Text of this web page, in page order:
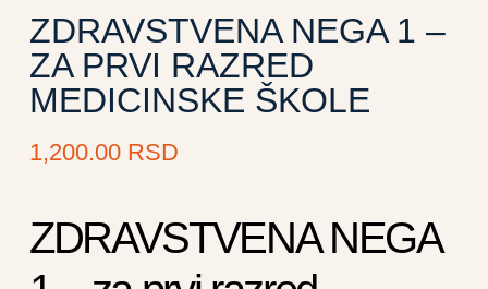
ZDRAVSTVENA NEGA 1 –
ZA PRVI RAZRED
MEDICINSKE ŠKOLE
1,200.00 RSD
ZDRAVSTVENA NEGA